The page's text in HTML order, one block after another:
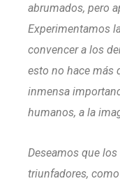
abrumados, pero
Experimentamos
convencer a los
esto no hace más
inmensa
humanos, a la
Deseamos que
triunfadores,